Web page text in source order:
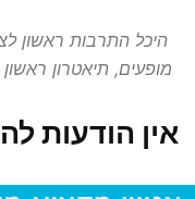
היכל התרבות ראשון
מופעים, תיאטרון ראשון
אין הודעות